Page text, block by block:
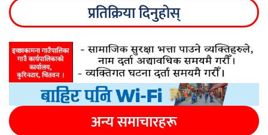
प्रतिक्रिया दिनुहोस्
अन्य समाचारहरू